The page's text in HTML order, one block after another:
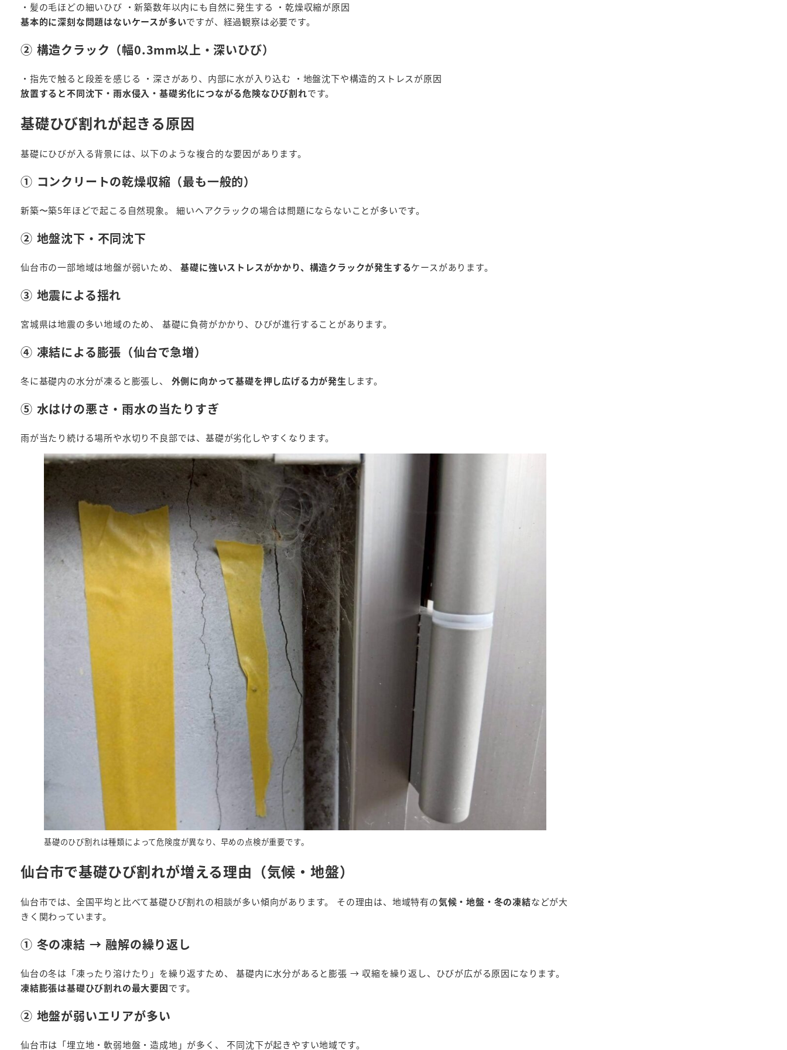
・髪の毛ほどの細いひび ・新築数年以内にも自然に発生する ・乾燥収縮が原因
基本的に深刻な問題はないケースが多いですが、経過観察は必要です。
② 構造クラック（幅0.3mm以上・深いひび）
・指先で触ると段差を感じる ・深さがあり、内部に水が入り込む ・地盤沈下や構造的ストレスが原因
放置すると不同沈下・雨水侵入・基礎劣化につながる危険なひび割れです。
基礎ひび割れが起きる原因
基礎にひびが入る背景には、以下のような複合的な要因があります。
① コンクリートの乾燥収縮（最も一般的）
新築〜築5年ほどで起こる自然現象。 細いヘアクラックの場合は問題にならないことが多いです。
② 地盤沈下・不同沈下
仙台市の一部地域は地盤が弱いため、基礎に強いストレスがかかり、構造クラックが発生するケースがあります。
③ 地震による揺れ
宮城県は地震の多い地域のため、 基礎に負荷がかかり、ひびが進行することがあります。
④ 凍結による膨張（仙台で急増）
冬に基礎内の水分が凍ると膨張し、 外側に向かって基礎を押し広げる力が発生 します。
⑤ 水はけの悪さ・雨水の当たりすぎ
雨が当たり続ける場所や水切り不良部では、基礎が劣化しやすくなります。
基礎のひび割れは種類によって危険度が異なり、早めの点検が重要です。
仙台市で基礎ひび割れが増える理由（気候・地盤）
仙台市では、全国平均と比べて基礎ひび割れの相談が多い傾向があります。 その理由は、地域特有の気候・地盤・冬の凍結などが大
きく関わっています。
① 冬の凍結 → 融解の繰り返し
仙台の冬は「凍ったり溶けたり」を繰り返すため、 基礎内に水分があると膨張 → 収縮を繰り返し、ひびが広がる原因になります。
凍結膨張は基礎ひび割れの最大要因です。
② 地盤が弱いエリアが多い
仙台市は「埋立地・軟弱地盤・造成地」が多く、 不同沈下が起きやすい地域です。